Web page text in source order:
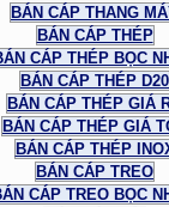
BÁN CÁP THANG
BÁN CÁP THÉP
CÁP THÉP BỌC
BÁN CÁP THÉP D20
BÁN CÁP THÉP GIÁ
BÁN CÁP THÉP GIÁ
BÁN CÁP THÉP
BÁN CÁP TREO
CÁP TREO BỌC